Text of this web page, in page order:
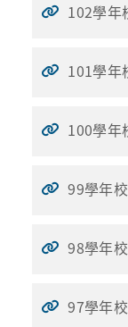
102學年
101學年
100學年
99學年
98學年
97學年